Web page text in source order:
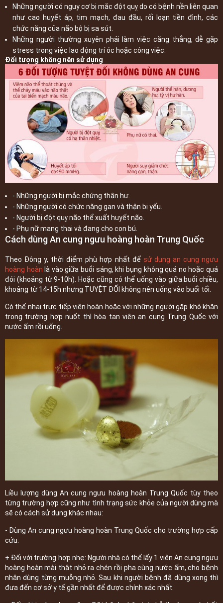
Những người có nguy cơ bị mắc đột quỵ do có bệnh nền liên quan
như cao huyết áp, tim mạch, đau đầu, rối loạn tiền đình, các
chức năng của não bộ bị sa sút.
Những người thường xuyên phải làm việc căng thẳng, dễ gặp
stress trong việc lao động trí óc hoặc công việc.
Đối tượng không nên sử dụng
- Những người bị mắc chứng thận hư.
- Những người có chức năng gan và thận bị yếu.
- Người bị đột quỵ não thể xuất huyết não.
- Phụ nữ mang thai và đang cho con bú.
Cách dùng An cung ngưu hoàng hoàn Trung Quốc
Theo Đông y, thời điểm phù hợp nhất để sử dụng an cung ngưu
hoàng hoàn là vào giữa buổi sáng, khi bụng không quá no hoặc quá
đói (khoảng từ 9-10h). Hoặc cũng có thể uống vào giữa buổi chiều,
khoảng từ 14-15h nhưng TUYỆT ĐỐI không nên uống vào buổi tối.
Có thể nhai trực tiếp viên hoàn hoặc với những người gặp khó khăn
trong trường hợp nuốt thì hòa tan viên an cung Trung Quốc với
nước ấm rồi uống.
Liều lượng dùng An cung ngưu hoàng hoàn Trung Quốc tùy theo
từng trường hợp cũng như tình trạng sức khỏe của người dùng mà
sẽ có cách sử dụng khác nhau:
- Dùng An cung ngưu hoàng hoàn Trung Quốc cho trường hợp cấp
cứu:
+ Đối với trường hợp nhẹ: Người nhà có thể lấy 1 viên An cung ngưu
hoàng hoàn mài thật nhỏ ra chén rồi pha cùng nước ấm, cho bệnh
nhân dùng từng muỗng nhỏ. Sau khi người bệnh đã dùng xong thì
đưa đến cơ sở y tế gần nhất để được chính xác nhất.